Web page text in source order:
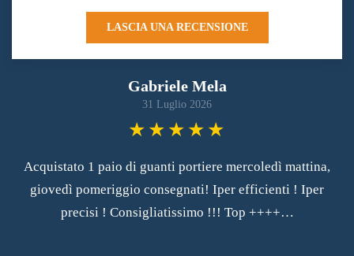
LASCIA UNA RECENSIONE
Gabriele Mela
31 Luglio 2026
Acquistato 1 paio di guanti portiere mercoledì mattina,
giovedì pomeriggio consegnati! Iper efficienti ! Iper
precisi ! Consigliatissimo !!! Top ++++…